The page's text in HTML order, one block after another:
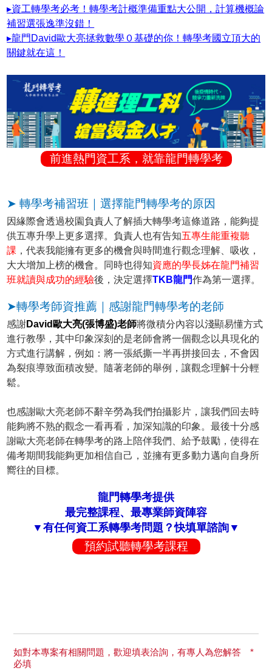
▸資工轉學考必考！轉學考計概準備重點大公開，計算機概論
補習選張逸準沒錯！
▸龍門David歐大亮拯救數學０基礎的你！轉學考國立頂大的
關鍵就在這！
前進熱門資工系，就靠龍門轉學考
➤ 轉學考補習班｜選擇龍門轉學考的原因
因緣際會透過校園負責人了解插大轉學考這條道路，能夠提
供五專升學上更多選擇。負責人也有告知五專生能重複聽
課 ，代表我能擁有更多的機會與時間進行觀念理解、吸收，
大大增加上榜的機會。同時也得知資應的學長姊在龍門補習
班就讀與成功的經驗後，決定選擇TKB龍門作為第一選擇。
➤轉學考師資推薦｜感謝龍門轉學考的老師
感謝David歐大亮(張博盛)老師將微積分內容以淺顯易懂方式
進行教學，其中印象深刻的是老師會將一個觀念以具現化的
方式進行講解，例如：將一張紙撕一半再拼接回去，不會因
為裂痕導致面積改變。隨著老師的舉例，讓觀念理解十分輕
鬆。
也感謝歐大亮老師不辭辛勞為我們拍攝影片，讓我們回去時
能夠將不熟的觀念一看再看，加深知識的印象。最後十分感
謝歐大亮老師在轉學考的路上陪伴我們、給予鼓勵，使得在
備考期間我能夠更加相信自己，並擁有更多動力邁向自身所
嚮往的目標。
龍門轉學考提供
最完整課程、最專業師資陣容
▼有任何資工系轉學考問題？快填單諮詢▼
預約試聽轉學考課程
如對本專案有相關問題，歡迎填表洽詢，有專人為您解答 *
必填